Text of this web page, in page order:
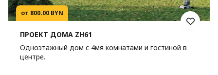
от 800.00 BYN
ПРОЕКТ ДОМА ZH61
Одноэтажный дом с 4мя комнатами и гостиной в
центре.